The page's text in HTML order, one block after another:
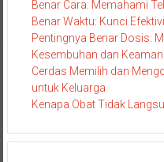
Benar Cara: Memahami
Benar Waktu: Kunci
Pentingnya Benar Dosis:
Kesembuhan dan
Cerdas Memilih dan
untuk Keluarga
Kenapa Obat Tidak